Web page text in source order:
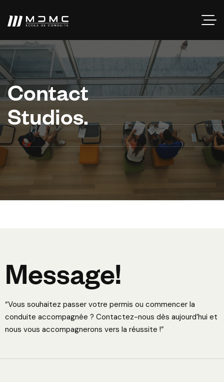
Contact
Studios.
Message!
“Vous souhaitez passer votre permis ou commencer la
conduite accompagnée ? Contactez-nous dès aujourd’hui et
nous vous accompagnerons vers la réussite !”